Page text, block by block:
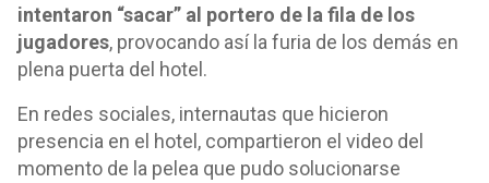
intentaron “sacar” al portero de la fila de los
jugadores, provocando así la furia de los demás en
plena puerta del hotel.
En redes sociales, internautas que hicieron
presencia en el hotel, compartieron el video del
momento de la pelea que pudo solucionarse